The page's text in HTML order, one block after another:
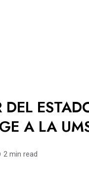
A LA
2 min read